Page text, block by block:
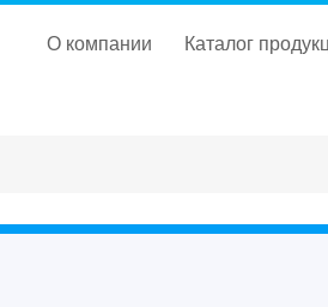
о компании каталог